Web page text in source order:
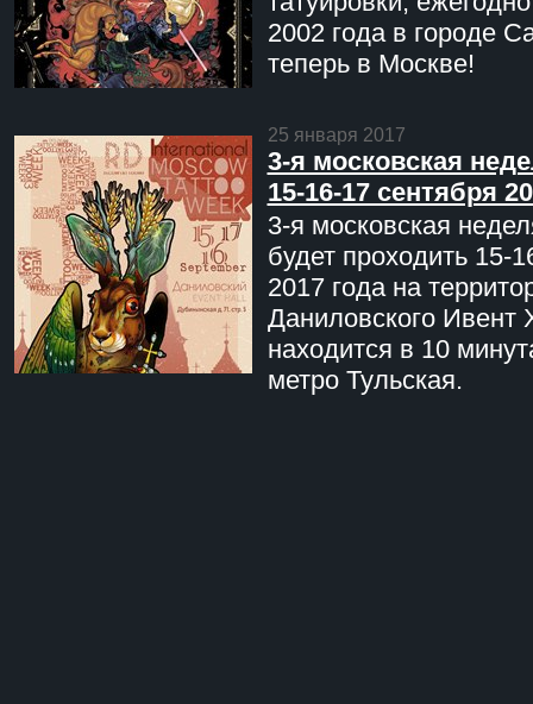
2002 года в городе
теперь в Москве!
25 января 2017
3-я московская
15-16-17 сентября
3-я московская
будет проходить 15-
2017 года на
Даниловского Ивент
находится в 10
метро Тульская.